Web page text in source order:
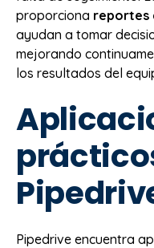
proporciona reportes
ayudan a tomar
mejorando
los resultados del
Pipedrive encuentra